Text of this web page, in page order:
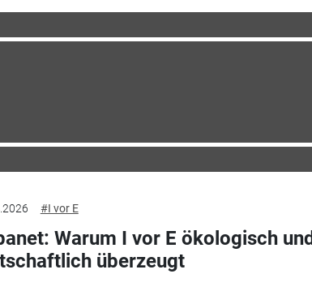
#I vor E
Warum I vor E ökologisch und
überzeugt